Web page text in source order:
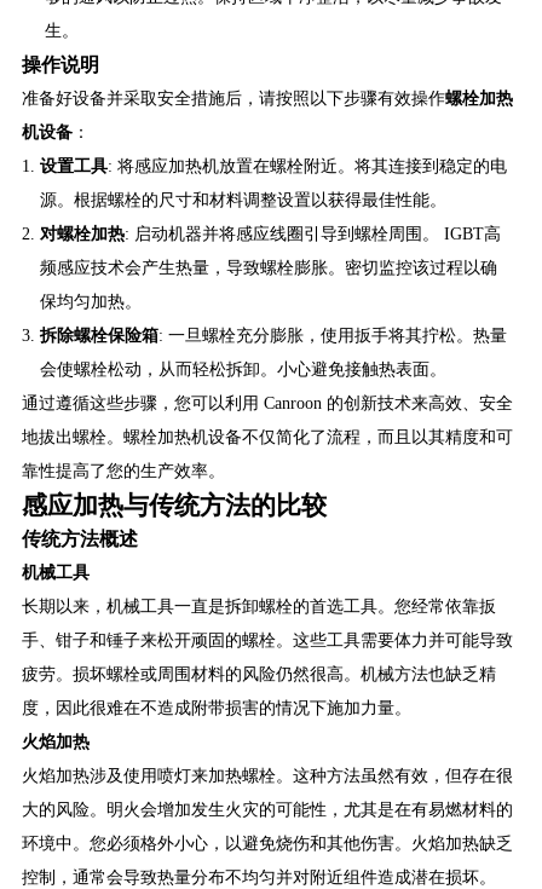
生。
操作说明
准备好设备并采取安全措施后，请按照以下步骤有效操作螺栓加热
机设备：
设置工具: 将感应加热机放置在螺栓附近。将其连接到稳定的电
源。根据螺栓的尺寸和材料调整设置以获得最佳性能。
对螺栓加热: 启动机器并将感应线圈引导到螺栓周围。 IGBT高
频感应技术会产生热量，导致螺栓膨胀。密切监控该过程以确
保均匀加热。
拆除螺栓保险箱: 一旦螺栓充分膨胀，使用扳手将其拧松。热量
会使螺栓松动，从而轻松拆卸。小心避免接触热表面。
通过遵循这些步骤，您可以利用 Canroon 的创新技术来高效、安全
地拔出螺栓。螺栓加热机设备不仅简化了流程，而且以其精度和可
靠性提高了您的生产效率。
感应加热与传统方法的比较
传统方法概述
机械工具
长期以来，机械工具一直是拆卸螺栓的首选工具。您经常依靠扳
手、钳子和锤子来松开顽固的螺栓。这些工具需要体力并可能导致
疲劳。损坏螺栓或周围材料的风险仍然很高。机械方法也缺乏精
度，因此很难在不造成附带损害的情况下施加力量。
火焰加热
火焰加热涉及使用喷灯来加热螺栓。这种方法虽然有效，但存在很
大的风险。明火会增加发生火灾的可能性，尤其是在有易燃材料的
环境中。您必须格外小心，以避免烧伤和其他伤害。火焰加热缺乏
控制，通常会导致热量分布不均匀并对附近组件造成潜在损坏。